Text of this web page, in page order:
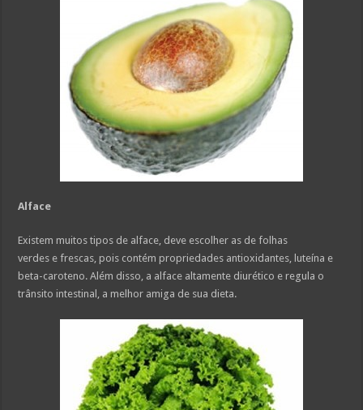
Alface
Existem muitos tipos de alface, deve escolher as de folhas
verdes e frescas, pois contém propriedades antioxidantes, luteína e
beta-caroteno. Além disso, a alface altamente diurético e regula o
trânsito intestinal, a melhor amiga de sua dieta.